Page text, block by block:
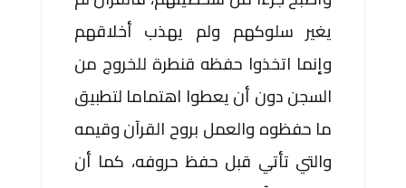
يغير سلوكهم ولم يهذب أخلاقهم
وإنما اتخذوا حفظه قنطرة للخروج من
السجن دون أن يعطوا اهتماما لتطبيق
ما حفظوه والعمل بروح القرآن وقيمه
والتي تأتي قبل حفظ حروفه، كما أن